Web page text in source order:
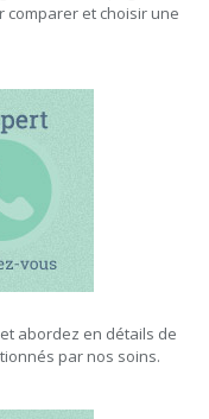
comparer et choisir une
abordez en détails de
par nos soins.